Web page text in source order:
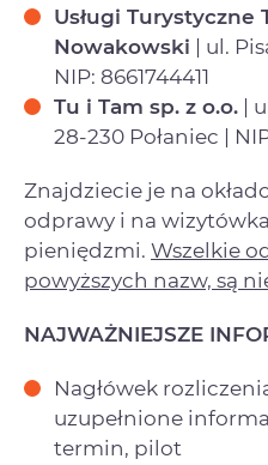
Usługi Turystyczne
Nowakowski | ul.
NIP: 8661744411
Tu i Tam sp. z o.o. |
28-230 Połaniec |
Znajdziecie je na
odprawy i na
pieniędzmi. Wszelkie
powyższych nazw, są
NAJWAŻNIEJSZE
Nagłówek
uzupełnione
termin, pilot